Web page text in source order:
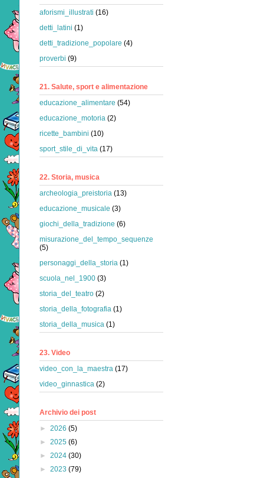
aforismi_illustrati (16)
detti_latini (1)
detti_tradizione_popolare (4)
proverbi (9)
21. Salute, sport e alimentazione
educazione_alimentare (54)
educazione_motoria (2)
ricette_bambini (10)
sport_stile_di_vita (17)
22. Storia, musica
archeologia_preistoria (13)
educazione_musicale (3)
giochi_della_tradizione (6)
misurazione_del_tempo_sequenze
(5)
personaggi_della_storia (1)
scuola_nel_1900 (3)
storia_del_teatro (2)
storia_della_fotografia (1)
storia_della_musica (1)
23. Video
video_con_la_maestra (17)
video_ginnastica (2)
Archivio dei post
► 2026 (5)
► 2025 (6)
► 2024 (30)
► 2023 (79)